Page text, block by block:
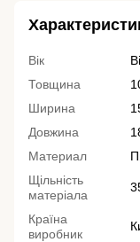
Вік
Товщина
Ширина
Довжина
Материал
Щільність
матеріала
Країна
виробник